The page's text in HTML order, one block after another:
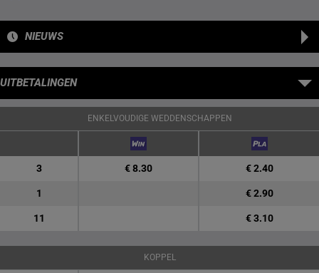
NIEUWS
UITBETALINGEN
ENKELVOUDIGE WEDDENSCHAPPEN
3 € 8.30 € 2.40
1 € 2.90
11 € 3.10
KOPPEL